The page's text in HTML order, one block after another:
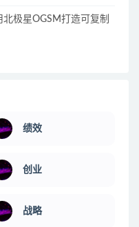
极星OGSM打造可复制
绩效
创业
战略